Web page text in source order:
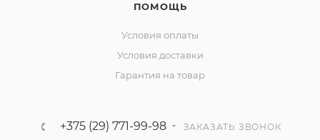
ПОМОЩЬ
Условия оплаты
Условия доставки
Гарантия на товар
+375 (29) 771-99-98 ЗАКАЗАТЬ ЗВОНОК